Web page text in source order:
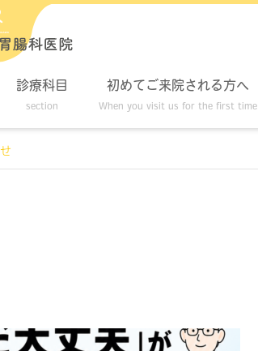
診療科目
section
初めてご来院される方へ
When you visit us for the first time